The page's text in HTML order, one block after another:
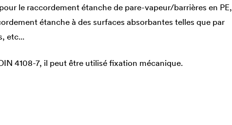
le raccordement étanche de pare-vapeur/barrières en PE,
étanche à des surfaces absorbantes telles que par
etc...
4108-7, il peut être utilisé fixation mécanique.